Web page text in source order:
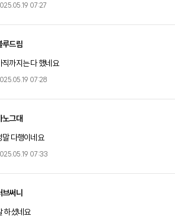
07:27
루드림
직까지는 다 했네요
07:28
노그대
말 다행이네요
07:33
브써니
하셨네요